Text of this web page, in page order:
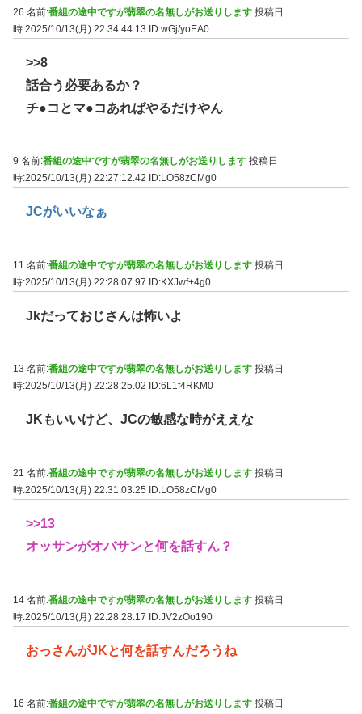
26 名前:番組の途中ですが翡翠の名無しがお送りします 投稿日
時:2025/10/13(月) 22:34:44.13 ID:wGj/yoEA0
>>8
話合う必要あるか？
チ●コとマ●コあればやるだけやん
9 名前:番組の途中ですが翡翠の名無しがお送りします 投稿日
時:2025/10/13(月) 22:27:12.42
ID:LO58zCMg0
JCがいいなぁ
11 名前:番組の途中ですが翡翠の名無しがお送りします 投稿日
時:2025/10/13(月) 22:28:07.97 ID:KXJwf+4g0
Jkだっておじさんは怖いよ
13 名前:番組の途中ですが翡翠の名無しがお送りします 投稿日
時:2025/10/13(月) 22:28:25.02
ID:6L1f4RKM0
JKもいいけど、JCの敏感な時がええな
21 名前:番組の途中ですが翡翠の名無しがお送りします 投稿日
時:2025/10/13(月) 22:31:03.25
ID:LO58zCMg0
>>13
オッサンがオバサンと何を話すん？
14 名前:番組の途中ですが翡翠の名無しがお送りします 投稿日
時:2025/10/13(月) 22:28:28.17 ID:JV2zOo190
おっさんがJKと何を話すんだろうね
16 名前:番組の途中ですが翡翠の名無しがお送りします 投稿日